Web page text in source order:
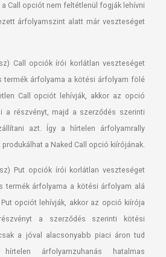
Call opciót nem feltétlenül fogják lehívni
árfolyamszint alatt már veszteséget
Call opciók írói korlátlan veszteséget
termék árfolyama a kötési árfolyam fölé
Call opciót lehívják, akkor az opció
a részvényt, majd a szerződés szerinti
azt. Így a hírtelen árfolyamrally
a Naked Call opció kiírójának.
Put opciók írói korlátlan veszteséget
termék árfolyama a kötési árfolyam alá
opciót lehívják, akkor az opció kiírója
a szerződés szerinti kötési
a jóval alacsonyabb piaci áron tud
árfolyamzuhanás hatalmas